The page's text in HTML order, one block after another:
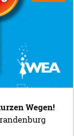
Wegen!